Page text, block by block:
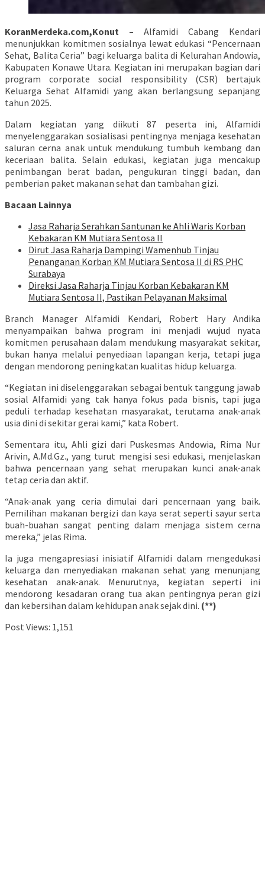
KoranMerdeka.com,Konut – Alfamidi Cabang Kendari
menunjukkan komitmen sosialnya lewat edukasi “Pencernaan
Sehat, Balita Ceria” bagi keluarga balita di Kelurahan Andowia,
Kabupaten Konawe Utara. Kegiatan ini merupakan bagian dari
program corporate social responsibility (CSR) bertajuk
Keluarga Sehat Alfamidi yang akan berlangsung sepanjang
tahun 2025.
Dalam kegiatan yang diikuti 87 peserta ini, Alfamidi
menyelenggarakan sosialisasi pentingnya menjaga kesehatan
saluran cerna anak untuk mendukung tumbuh kembang dan
keceriaan balita. Selain edukasi, kegiatan juga mencakup
penimbangan berat badan, pengukuran tinggi badan, dan
pemberian paket makanan sehat dan tambahan gizi.
Bacaan Lainnya
Jasa Raharja Serahkan Santunan ke Ahli Waris Korban
Kebakaran KM Mutiara Sentosa II
Dirut Jasa Raharja Dampingi Wamenhub Tinjau
Penanganan Korban KM Mutiara Sentosa II di RS PHC
Surabaya
Direksi Jasa Raharja Tinjau Korban Kebakaran KM
Mutiara Sentosa II, Pastikan Pelayanan Maksimal
Branch Manager Alfamidi Kendari, Robert Hary Andika
menyampaikan bahwa program ini menjadi wujud nyata
komitmen perusahaan dalam mendukung masyarakat sekitar,
bukan hanya melalui penyediaan lapangan kerja, tetapi juga
dengan mendorong peningkatan kualitas hidup keluarga.
“Kegiatan ini diselenggarakan sebagai bentuk tanggung jawab
sosial Alfamidi yang tak hanya fokus pada bisnis, tapi juga
peduli terhadap kesehatan masyarakat, terutama anak-anak
usia dini di sekitar gerai kami,” kata Robert.
Sementara itu, Ahli gizi dari Puskesmas Andowia, Rima Nur
Arivin, A.Md.Gz., yang turut mengisi sesi edukasi, menjelaskan
bahwa pencernaan yang sehat merupakan kunci anak-anak
tetap ceria dan aktif.
“Anak-anak yang ceria dimulai dari pencernaan yang baik.
Pemilihan makanan bergizi dan kaya serat seperti sayur serta
buah-buahan sangat penting dalam menjaga sistem cerna
mereka,” jelas Rima.
Ia juga mengapresiasi inisiatif Alfamidi dalam mengedukasi
keluarga dan menyediakan makanan sehat yang menunjang
kesehatan anak-anak. Menurutnya, kegiatan seperti ini
mendorong kesadaran orang tua akan pentingnya peran gizi
dan kebersihan dalam kehidupan anak sejak dini. (**)
Post Views: 1,151